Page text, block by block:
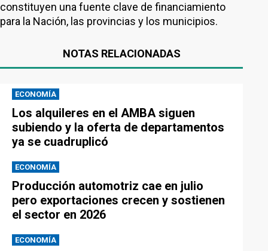
constituyen una fuente clave de financiamiento
para la Nación, las provincias y los municipios.
NOTAS RELACIONADAS
ECONOMÍA
Los alquileres en el AMBA siguen
subiendo y la oferta de departamentos
ya se cuadruplicó
ECONOMÍA
Producción automotriz cae en julio
pero exportaciones crecen y sostienen
el sector en 2026
ECONOMÍA